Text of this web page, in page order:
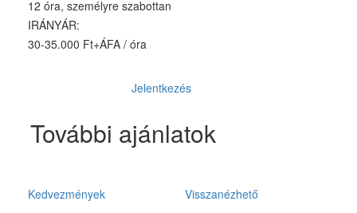
12 óra, személyre szabottan
IRÁNYÁR:
30-35.000 Ft+ÁFA / óra
Jelentkezés
További ajánlatok
Kedvezmények
Visszanézhető